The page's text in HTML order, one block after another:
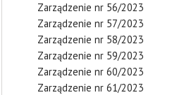
Zarządzenie nr 56/2023
Zarządzenie nr 57/2023
Zarządzenie nr 58/2023
Zarządzenie nr 59/2023
Zarządzenie nr 60/2023
Zarządzenie nr 61/2023